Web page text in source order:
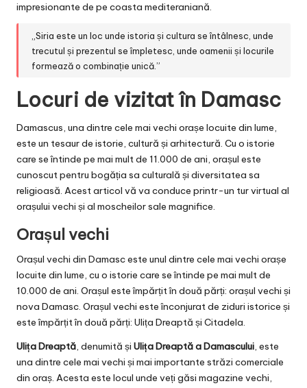
impresionante de pe coasta mediteraniană.
„Siria este un loc unde istoria și cultura se întâlnesc, unde
trecutul și prezentul se împletesc, unde oamenii și locurile
formează o combinație unică.”
Locuri de vizitat în Damasc
Damascus, una dintre cele mai vechi orașe locuite din lume,
este un tesaur de istorie, cultură și arhitectură. Cu o istorie
care se întinde pe mai mult de 11.000 de ani, orașul este
cunoscut pentru bogăția sa culturală și diversitatea sa
religioasă. Acest articol vă va conduce printr-un tur virtual al
orașului vechi și al moscheilor sale magnifice.
Orașul vechi
Orașul vechi din Damasc este unul dintre cele mai vechi orașe
locuite din lume, cu o istorie care se întinde pe mai mult de
10.000 de ani. Orașul este împărțit în două părți: orașul vechi și
nova Damasc. Orașul vechi este înconjurat de ziduri istorice și
este împărțit în două părți: Ulița Dreaptă și Citadela.
Ulița Dreaptă, denumită și Ulița Dreaptă a Damascului, este
una dintre cele mai vechi și mai importante străzi comerciale
din oraș. Acesta este locul unde veți găsi magazine vechi,